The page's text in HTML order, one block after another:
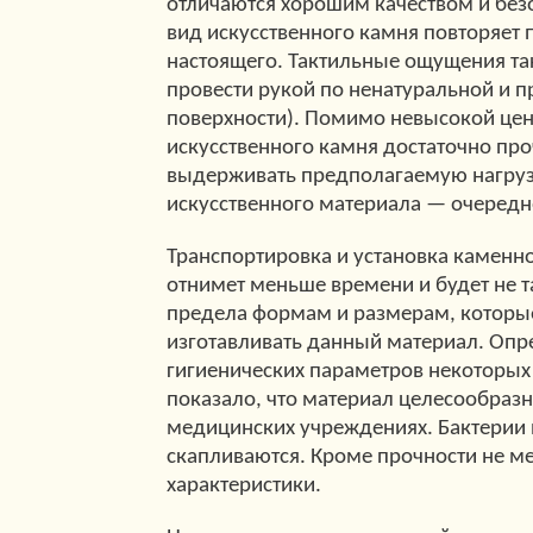
отличаются хорошим качеством и
вид искусственного камня повторяет
настоящего. Тактильные ощущения
провести рукой по ненатуральной и
поверхности). Помимо невысокой
искусственного камня достаточно
выдерживать предполагаемую
искусственного материала —
Транспортировка и установка
отнимет меньше времени и будет не
предела формам и размерам,
изготавливать данный материал.
гигиенических параметров
показало, что материал
медицинских учреждениях. Бактерии
скапливаются. Кроме прочности не
характеристики.